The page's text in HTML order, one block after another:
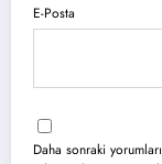
E-Posta
Daha sonraki